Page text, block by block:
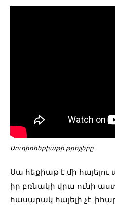
Աուդիոհեքիաթի թրեյլերը
Սա հեքիաթ է մի
իր բռնակի վրա ունի
հասարակ հայելի չէ.